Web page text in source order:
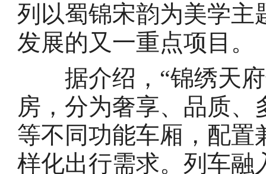
列以蜀锦宋韵为美学主
发展的又一重点项目。
据介绍，“锦绣天府
房，分为奢享、品质
等不同功能车厢，配置
样化出行需求。列车融